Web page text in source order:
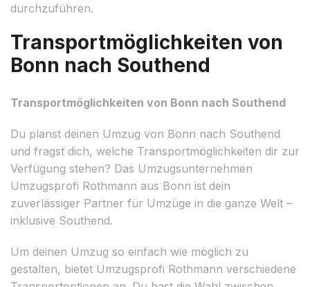
durchzuführen.
Transportmöglichkeiten von
Bonn nach Southend
Transportmöglichkeiten von Bonn nach Southend
Du planst deinen Umzug von Bonn nach Southend
und fragst dich, welche Transportmöglichkeiten dir zur
Verfügung stehen? Das Umzugsunternehmen
Umzugsprofi Rothmann aus Bonn ist dein
zuverlässiger Partner für Umzüge in die ganze Welt –
inklusive Southend.
Um deinen Umzug so einfach wie möglich zu
gestalten, bietet Umzugsprofi Rothmann verschiedene